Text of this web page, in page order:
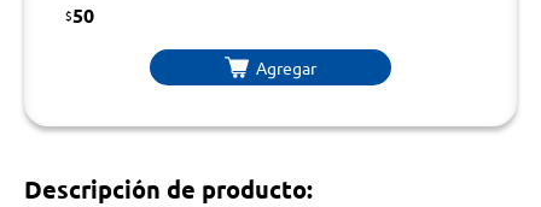
$50
Agregar
Descripción de producto: